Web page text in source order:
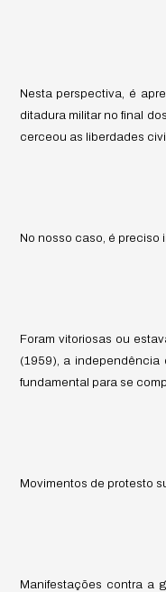
Nesta perspectiva, é
ditadura militar no final
cerceou as liberdades
No nosso caso, é
Foram vitoriosas ou
(1959), a independência
fundamental para se
Movimentos de protesto
Manifestações contra a